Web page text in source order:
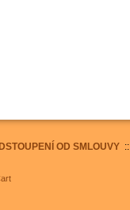
OD SMLOUVY::